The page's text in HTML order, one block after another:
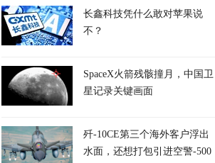
长鑫科技凭什么敢对苹果说
不？
SpaceX火箭残骸撞月，中国卫
星记录关键画面
歼-10CE第三个海外客户浮出
水面，还想打包引进空警-500